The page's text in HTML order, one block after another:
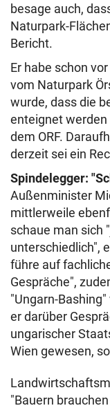
besage auch,
Naturpark-
Bericht.
Er habe schon
vom Naturpark
wurde, dass die
enteignet werden
dem ORF.
derzeit sei ein
Spindelegger:
Außenminister
mittlerweile
schaue man sich
unterschiedlich",
führe auf
Gespräche",
"Ungarn-
er darüber
ungarischer
Wien gewesen,
"Bauern